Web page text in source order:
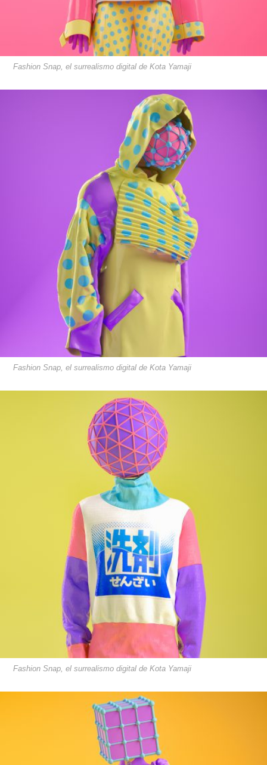
Fashion Snap, el surrealismo digital de Kota Yamaji
Fashion Snap, el surrealismo digital de Kota Yamaji
Fashion Snap, el surrealismo digital de Kota Yamaji